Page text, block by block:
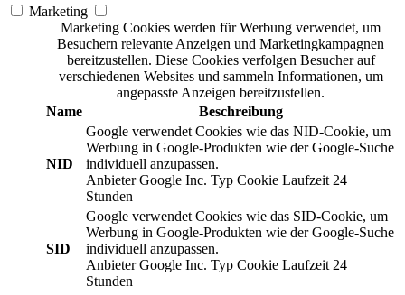
Marketing
Marketing Cookies werden für Werbung verwendet, um
Besuchern relevante Anzeigen und Marketingkampagnen
bereitzustellen. Diese Cookies verfolgen Besucher auf
verschiedenen Websites und sammeln Informationen, um
angepasste Anzeigen bereitzustellen.
Name
Beschreibung
NID
Google verwendet Cookies wie das NID-Cookie, um
Werbung in Google-Produkten wie der Google-Suche
individuell anzupassen.
Anbieter Google Inc. Typ Cookie Laufzeit 24
Stunden
SID
Google verwendet Cookies wie das SID-Cookie, um
Werbung in Google-Produkten wie der Google-Suche
individuell anzupassen.
Anbieter Google Inc. Typ Cookie Laufzeit 24
Stunden